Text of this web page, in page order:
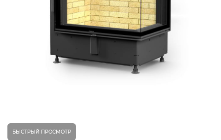
БЫСТРЫЙ ПРОСМОТР